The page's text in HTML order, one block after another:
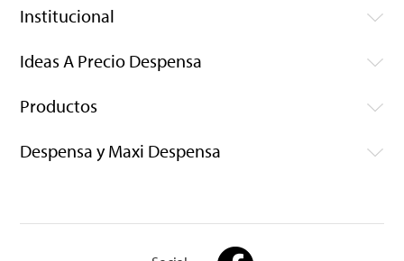
Institucional
Ideas A Precio Despensa
Productos
Despensa y Maxi Despensa